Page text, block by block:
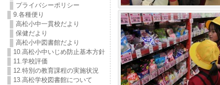
プライバシーポリシー
9.各種便り
高松小中一貫校だより
保健だより
高松小中図書館だより
10.高松小中いじめ防止基本方針
11.学校評価
12.特別の教育課程の実施状況
13.高松学校図書館について